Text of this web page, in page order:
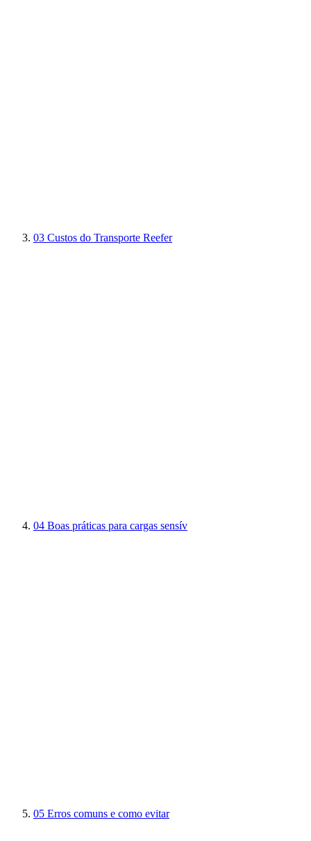
03 Custos do Transporte Reefer
04 Boas práticas para cargas sensív
05 Erros comuns e como evitar